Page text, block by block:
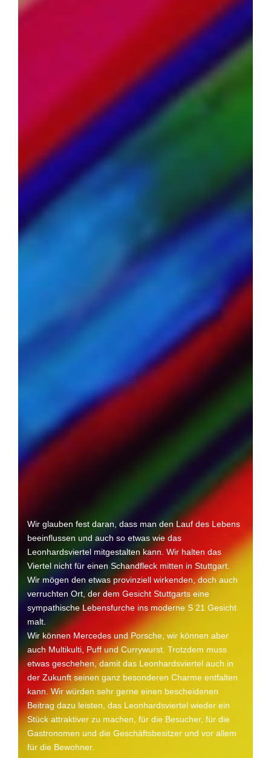
Wir glauben fest daran, dass man den Lauf des Lebens
beeinflussen und auch so etwas wie das
Leonhardsviertel mitgestalten kann. Wir halten das
Viertel nicht für einen Schandfleck mitten in Stuttgart.
Wir mögen den etwas provinziell wirkenden, doch auch
verruchten Ort, der dem Gesicht Stuttgarts eine
sympathische Lebensfurche ins moderne S 21 Gesicht
malt.
Wir können Mercedes und Porsche, wir können aber
auch Multikulti, Puff und Currywurst. Trotzdem muss
etwas geschehen, damit das Leonhardsviertel auch in
der Zukunft seinen ganz besonderen Charme entfalten
kann. Wir würden sehr gerne einen bescheidenen
Beitrag dazu leisten, das Leonhardsviertel wieder ein
Stück attraktiver zu machen, für die Besucher, für die
Gastronomen und die Geschäftsbesitzer und vor allem
für die Bewohner.